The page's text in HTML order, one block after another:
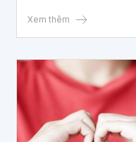
sang giai đoạn nặng dẫn
Xem thêm